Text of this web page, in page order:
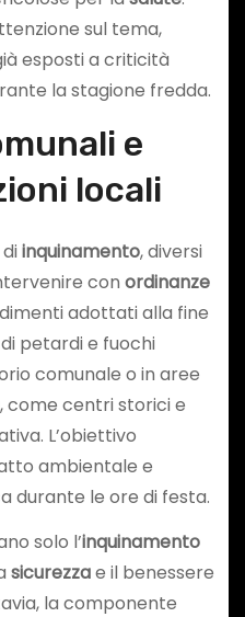
sul tema,
esposti a criticità
la stagione fredda.
e
locali
inquinamento, diversi
con ordinanze
adottati alla fine
petardi e fuochi
comunale o in aree
come centri storici e
L’obiettivo
ambientale e
durante le ore di festa.
solo l’inquinamento
sicurezzae il benessere
la componente